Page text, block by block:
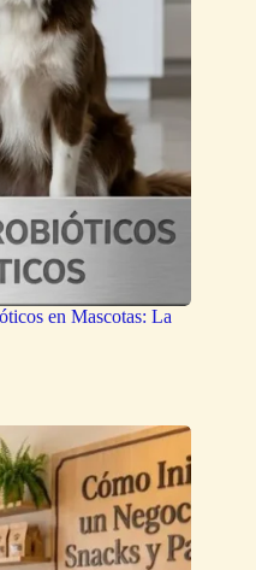
en Mascotas: La